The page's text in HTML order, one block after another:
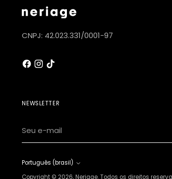
CNPJ: 42.023.331/0001-97
NEWSLETTER
e-
mail
Idioma
Português (brasil)
Copyright © 2026, Neriage. Todos os direitos